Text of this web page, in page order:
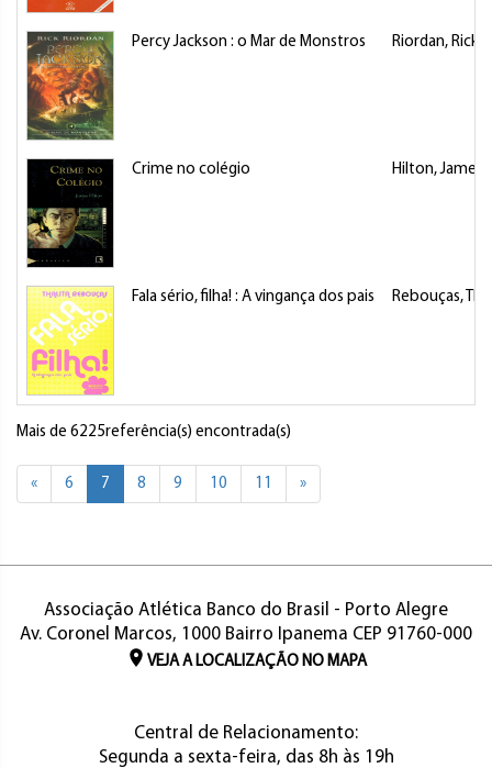
Percy Jackson : o Mar de Monstros Riordan, Rick
Crime no colégio Hilton, James
Fala sério, filha! : A vingança dos pais Rebouças,
Mais de 6225referência(s) encontrada(s)
« 6 7 8 9 10 11 »
Associação Atlética Banco do Brasil - Porto Alegre
Av. Coronel Marcos, 1000 Bairro Ipanema CEP 91760-000
VEJA A LOCALIZAÇÃO NO MAPA
Central de Relacionamento:
Segunda a sexta-feira, das 8h às 19h